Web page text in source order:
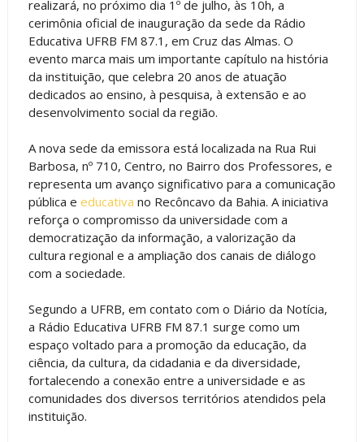
realizará, no próximo dia 1º de julho, às 10h, a
cerimônia oficial de inauguração da sede da Rádio
Educativa UFRB FM 87.1, em Cruz das Almas. O
evento marca mais um importante capítulo na história
da instituição, que celebra 20 anos de atuação
dedicados ao ensino, à pesquisa, à extensão e ao
desenvolvimento social da região.
A nova sede da emissora está localizada na Rua Rui
Barbosa, nº 710, Centro, no Bairro dos Professores, e
representa um avanço significativo para a comunicação
pública e educativa no Recôncavo da Bahia. A iniciativa
reforça o compromisso da universidade com a
democratização da informação, a valorização da
cultura regional e a ampliação dos canais de diálogo
com a sociedade.
Segundo a UFRB, em contato com o Diário da Notícia,
a Rádio Educativa UFRB FM 87.1 surge como um
espaço voltado para a promoção da educação, da
ciência, da cultura, da cidadania e da diversidade,
fortalecendo a conexão entre a universidade e as
comunidades dos diversos territórios atendidos pela
instituição.